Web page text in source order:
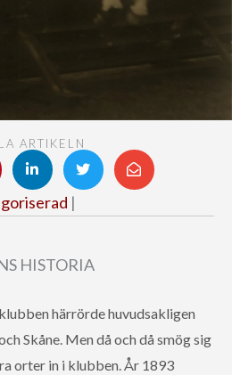
ARTIKELN
|
HISTORIA
härrörde huvudsakligen
Skåne. Men då och då smög sig
orter in i klubben. År 1893